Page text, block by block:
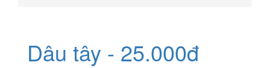
Dâu tây - 25.000đ